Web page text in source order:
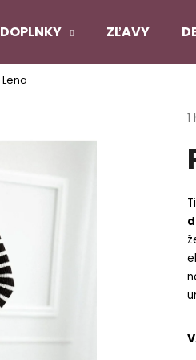
DOPLNKY ZĽAVY
je
5
Čo potrebujete
NUENO